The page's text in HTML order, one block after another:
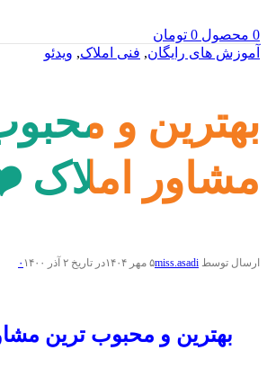
0 محصول 0 تومان
آموزش های رایگان, فنی املاک, ویدئو
بهترین و
مشاور املاک
ارسال توسط miss.asadi۵ مهر ۱۴۰۴ در تاریخ ۲ آذر ۱۴۰۰ ۰
بهترین و محبوب ترین